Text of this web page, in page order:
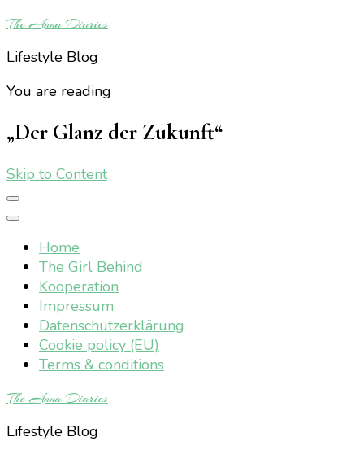
The Anna Diaries
Lifestyle Blog
You are reading
„Der Glanz der Zukunft“
Skip to Content
Home
The Girl Behind
Kooperation
Impressum
Datenschutzerklärung
Cookie policy (EU)
Terms & conditions
The Anna Diaries
Lifestyle Blog